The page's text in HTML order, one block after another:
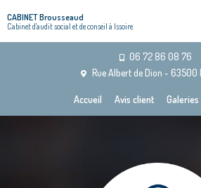
au
contenu
principal
06 72 86 08 76
Rue Albert de Dion - 63500
Accueil
Avis client Galeries
CABINET Brousseaud
Cabinet d'audit social et de conseil à Issoire